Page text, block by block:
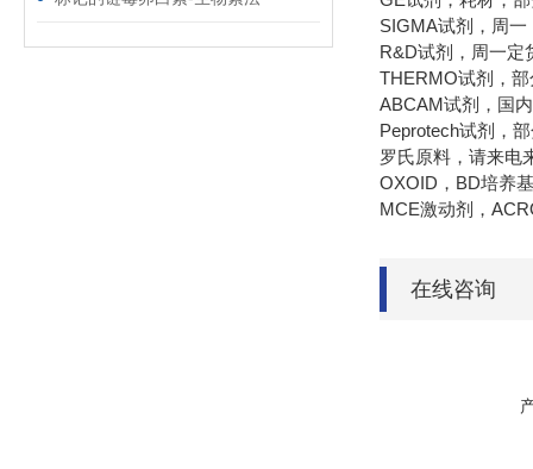
SIGMA试剂，周
R&D试剂，周一定
THERMO试剂，
ABCAM试剂，国
Peprotech试剂，
罗氏原料，请来电
OXOID，BD培养
MCE激动剂，
在线咨询